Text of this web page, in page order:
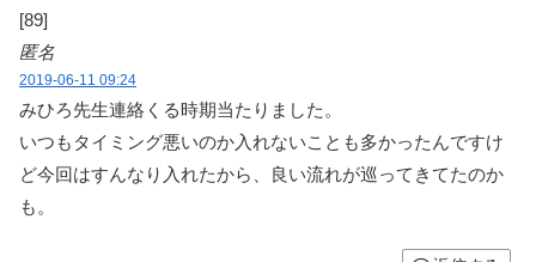
[89]
匿名
2019-06-11 09:24
みひろ先生連絡くる時期当たりました。
いつもタイミング悪いのか入れないことも多かったんですけ
ど今回はすんなり入れたから、良い流れが巡ってきてたのか
も。